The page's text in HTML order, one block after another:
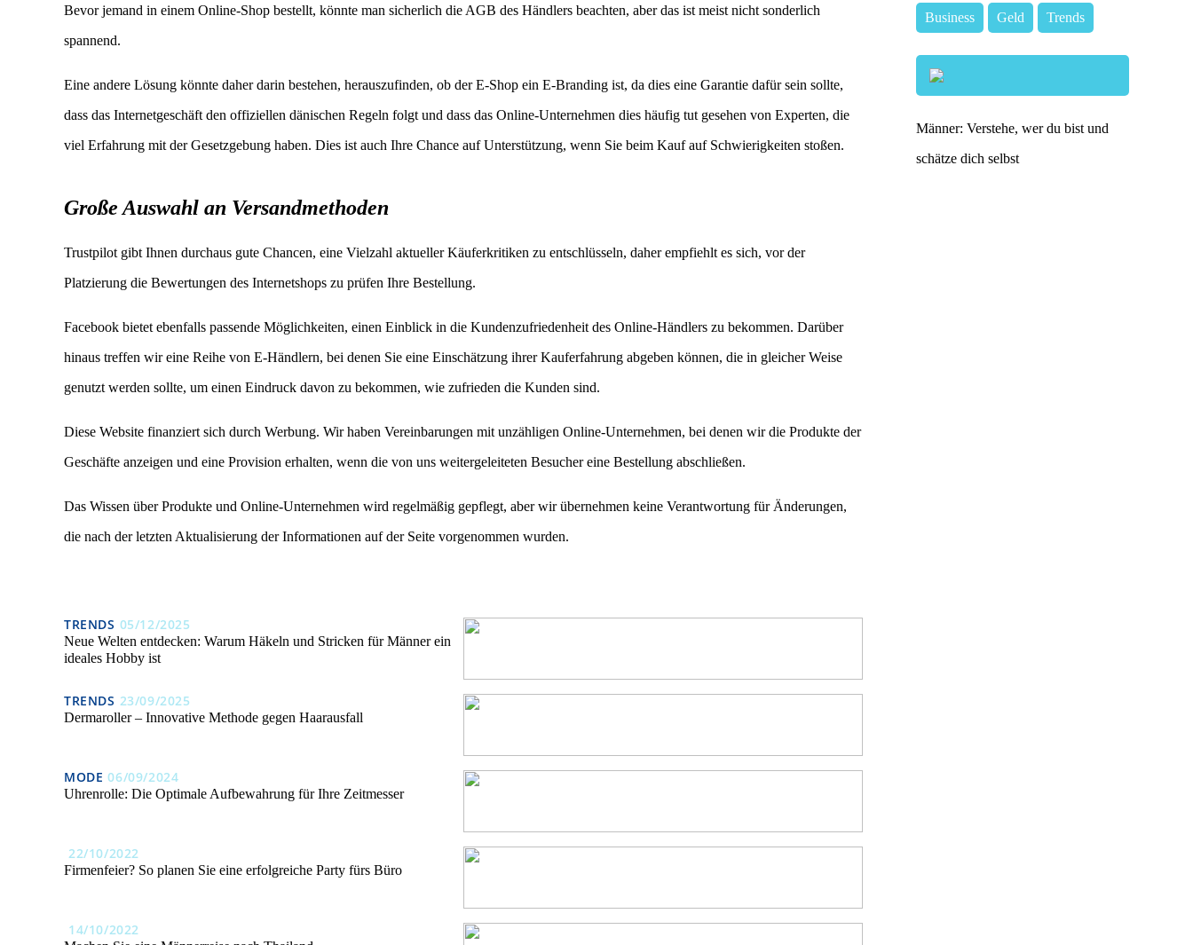
Bevor jemand in einem Online-Shop bestellt, könnte man sicherlich die AGB des Händlers beachten, aber das ist meist nicht sonderlich
spannend.
Eine andere Lösung könnte daher darin bestehen, herauszufinden, ob der E-Shop ein E-Branding ist, da dies eine Garantie dafür sein sollte,
dass das Internetgeschäft den offiziellen dänischen Regeln folgt und dass das Online-Unternehmen dies häufig tut gesehen von Experten, die
viel Erfahrung mit der Gesetzgebung haben. Dies ist auch Ihre Chance auf Unterstützung, wenn Sie beim Kauf auf Schwierigkeiten stoßen.
Große Auswahl an Versandmethoden
Trustpilot gibt Ihnen durchaus gute Chancen, eine Vielzahl aktueller Käuferkritiken zu entschlüsseln, daher empfiehlt es sich, vor der
Platzierung die Bewertungen des Internetshops zu prüfen Ihre Bestellung.
Facebook bietet ebenfalls passende Möglichkeiten, einen Einblick in die Kundenzufriedenheit des Online-Händlers zu bekommen. Darüber
hinaus treffen wir eine Reihe von E-Händlern, bei denen Sie eine Einschätzung ihrer Kauferfahrung abgeben können, die in gleicher Weise
genutzt werden sollte, um einen Eindruck davon zu bekommen, wie zufrieden die Kunden sind.
Diese Website finanziert sich durch Werbung. Wir haben Vereinbarungen mit unzähligen Online-Unternehmen, bei denen wir die Produkte der
Geschäfte anzeigen und eine Provision erhalten, wenn die von uns weitergeleiteten Besucher eine Bestellung abschließen.
Das Wissen über Produkte und Online-Unternehmen wird regelmäßig gepflegt, aber wir übernehmen keine Verantwortung für Änderungen,
die nach der letzten Aktualisierung der Informationen auf der Seite vorgenommen wurden.
TRENDS 05/12/2025
Neue Welten entdecken: Warum Häkeln und Stricken für Männer ein
ideales Hobby ist
TRENDS 23/09/2025
Dermaroller – Innovative Methode gegen Haarausfall
MODE 06/09/2024
Uhrenrolle: Die Optimale Aufbewahrung für Ihre Zeitmesser
22/10/2022
Firmenfeier? So planen Sie eine erfolgreiche Party fürs Büro
14/10/2022
Business Geld Trends
Männer: Verstehe, wer du bist und
schätze dich selbst